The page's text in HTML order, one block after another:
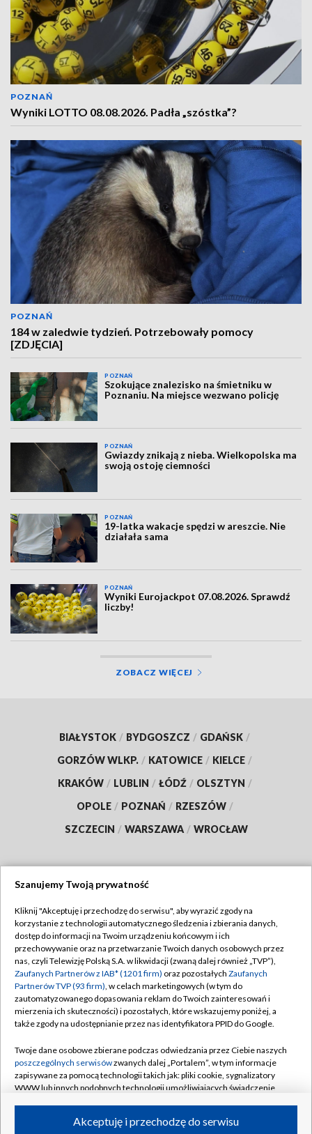
POZNAŃ
Wyniki LOTTO 08.08.2026. Padła „szóstka”?
POZNAŃ
184 w zaledwie tydzień. Potrzebowały pomocy
[ZDJĘCIA]
POZNAŃ
Szokujące znalezisko na śmietniku w
Poznaniu. Na miejsce wezwano policję
POZNAŃ
Gwiazdy znikają z nieba. Wielkopolska ma
swoją ostoję ciemności
POZNAŃ
19-latka wakacje spędzi w areszcie. Nie
działała sama
POZNAŃ
Wyniki Eurojackpot 07.08.2026. Sprawdź
liczby!
ZOBACZ WIĘCEJ
BIAŁYSTOK / BYDGOSZCZ / GDAŃSK /
GORZÓW WLKP. / KATOWICE / KIELCE /
KRAKÓW / LUBLIN / ŁÓDŹ / OLSZTYN /
OPOLE / POZNAŃ / RZESZÓW /
SZCZECIN / WARSZAWA / WROCŁAW
TVP
Abonament TVP
Emisja w TVP
Centrum informacji TVP
Naziemna Telewizja Cyfrowa
Rada Programowa
System NOS
Informacje o nadawcy
Program dla prasy
Regulamin TVP
Polityka prywatności
Moje zgody
Pomoc
Kontakt
Kanały
Szanujemy Twoją prywatność
Kliknij "Akceptuję i przechodzę do serwisu", aby wyrazić zgody na
korzystanie z technologii automatycznego śledzenia i zbierania danych,
dostęp do informacji na Twoim urządzeniu końcowym i ich
przechowywanie oraz na przetwarzanie Twoich danych osobowych przez
nas, czyli Telewizję Polską S.A. w likwidacji (zwaną dalej również „TVP”),
Zaufanych Partnerów z IAB* (1201 firm) oraz pozostałych Zaufanych
Partnerów TVP (93 firm), w celach marketingowych (w tym do
zautomatyzowanego dopasowania reklam do Twoich zainteresowań i
mierzenia ich skuteczności) i pozostałych, które wskazujemy poniżej, a
także zgody na udostępnianie przez nas identyfikatora PPID do Google.
Twoje dane osobowe zbierane podczas odwiedzania przez Ciebie naszych
poszczególnych serwisówzwanych dalej „Portalem”, w tym informacje
zapisywane za pomocą technologii takich jak: pliki cookie, sygnalizatory
WWW lub innych podobnych technologii umożliwiających świadczenie
ruchu w Internecie.Akceptuję i przechodzę do serwisu